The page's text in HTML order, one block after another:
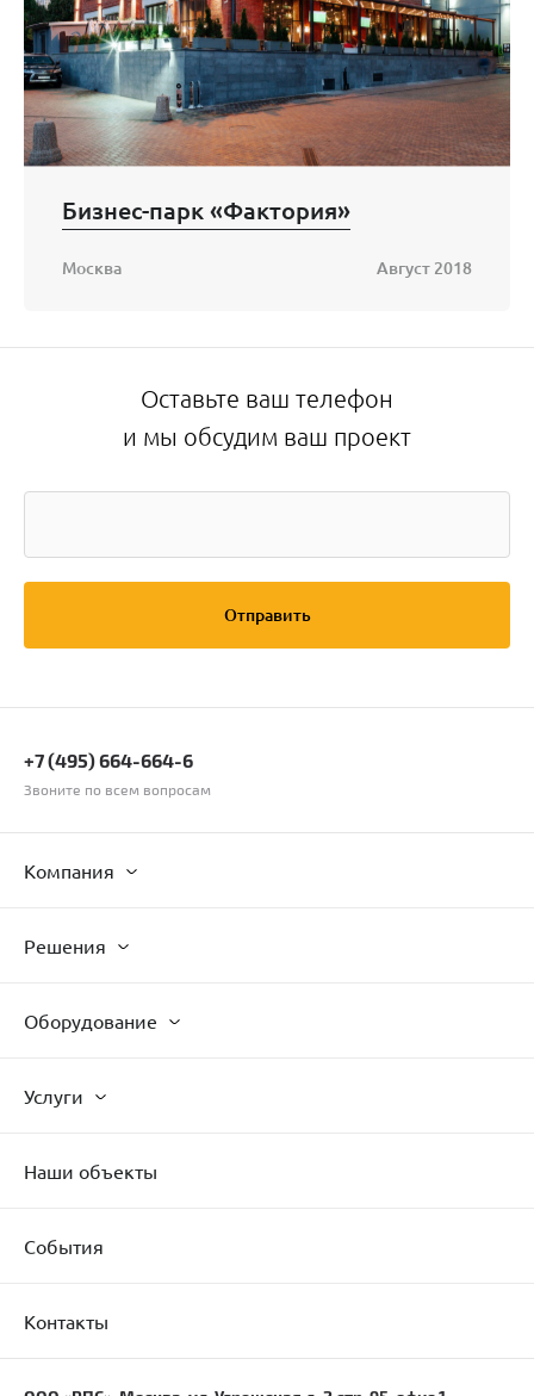
Бизнес-парк «Фактория»
Москва Август 2018
Оставьте ваш телефон
и мы обсудим ваш проект
Отправить
+7 (495) 664-664-6
Звоните по всем вопросам
Компания
Решения
Оборудование
Услуги
Наши объекты
События
Контакты